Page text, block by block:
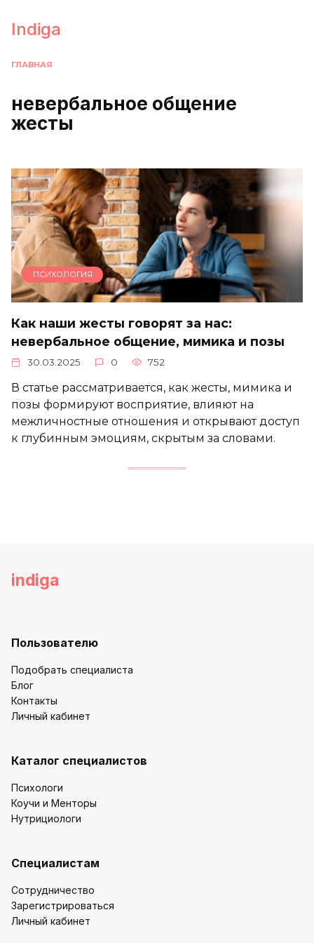
содержанию
Indiga
ГЛАВНАЯ
невербальное общение
жесты
ПСИХОЛОГИЯ
Как наши жесты говорят за нас:
невербальное общение, мимика и позы
30.03.2025 0 752
В статье рассматривается, как жесты, мимика и
позы формируют восприятие, влияют на
межличностные отношения и открывают доступ
к глубинным эмоциям, скрытым за словами.
indiga
Пользователю
Подобрать специалиста
Блог
Контакты
Личный кабинет
Каталог специалистов
Психологи
Коучи и Менторы
Нутрициологи
Специалистам
Сотрудничество
Зарегистрироваться
Личный кабинет